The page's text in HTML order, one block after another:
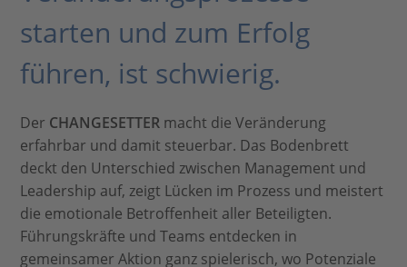
starten und zum Erfolg
führen, ist schwierig.
Der CHANGESETTER macht die Veränderung
erfahrbar und damit steuerbar. Das Bodenbrett
deckt den Unterschied zwischen Management und
Leadership auf, zeigt Lücken im Prozess und meistert
die emotionale Betroffenheit aller Beteiligten.
Führungskräfte und Teams entdecken in
gemeinsamer Aktion ganz spielerisch, wo Potenziale